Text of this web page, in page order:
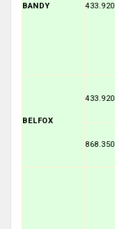
BANDY 433.920
BELFOX
433.920
868.350